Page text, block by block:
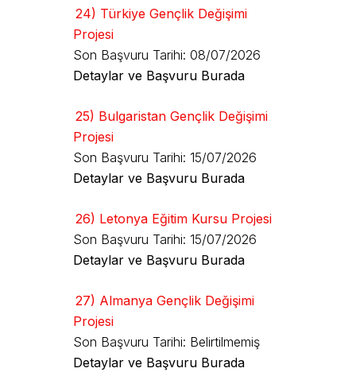
24) Türkiye Gençlik Değişimi
Projesi
Son Başvuru Tarihi: 08/07/2026
Detaylar ve Başvuru Burada
25) Bulgaristan Gençlik Değişimi
Projesi
Son Başvuru Tarihi: 15/07/2026
Detaylar ve Başvuru Burada
26) Letonya Eğitim Kursu Projesi
Son Başvuru Tarihi: 15/07/2026
Detaylar ve Başvuru Burada
27) Almanya Gençlik Değişimi
Projesi
Son Başvuru Tarihi: Belirtilmemiş
Detaylar ve Başvuru Burada